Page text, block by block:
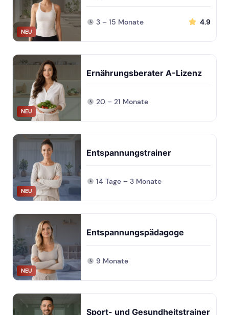
NEU
3 – 15 Monate 4.9
NEU
Ernährungsberater A-Lizenz
20 – 21 Monate
NEU
Entspannungstrainer
14 Tage – 3 Monate
NEU
Entspannungspädagoge
9 Monate
Sport- und Gesundheitstrainer